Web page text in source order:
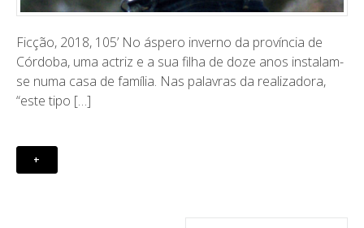
Ficção, 2018, 105’ ​No áspero inverno da província de
Córdoba, uma actriz e a sua filha de doze anos instalam-
se numa casa de família. Nas palavras da realizadora,
“este tipo […]
+